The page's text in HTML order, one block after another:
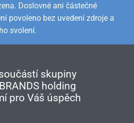
Doslovné ani částečné
povoleno bez uvedení zdroje a
svolení.
skupiny
holding
pro Váš úspěch